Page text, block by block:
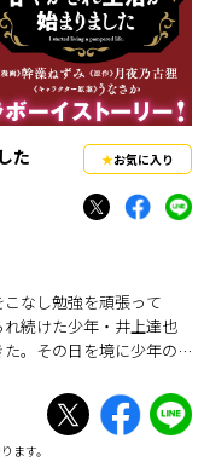
た
なし勉強を頑張って
続けた少年・井上達也
。その日を境に少年の
までも甘やかそうとす
姿に庇護欲をかき立てら
どんなに辛くても、苦し
りも辛い思いをしてき
お気に入り
ます。